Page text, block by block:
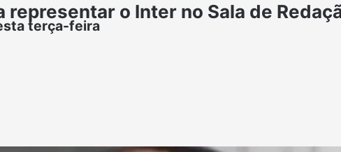
o Inter no Sala de
terça-feira